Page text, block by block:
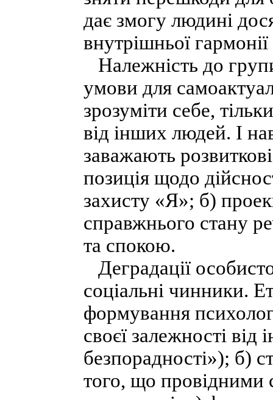
дає змогу людині
внутрішньої гармонії
Належність до
умови для
зрозуміти себе,
від інших людей. І
заважають
позиція щодо
захисту «Я»; б)
справжнього стану
та спокою.
Деградації
соціальні чинники.
формування
своєї залежності
безпорадності»); б)
того, що провідними